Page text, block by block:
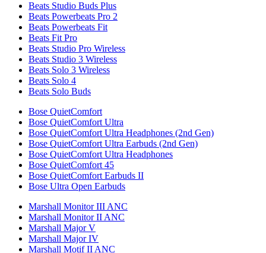
Beats Studio Buds Plus
Beats Powerbeats Pro 2
Beats Powerbeats Fit
Beats Fit Pro
Beats Studio Pro Wireless
Beats Studio 3 Wireless
Beats Solo 3 Wireless
Beats Solo 4
Beats Solo Buds
Bose QuietComfort
Bose QuietComfort Ultra
Bose QuietComfort Ultra Headphones (2nd Gen)
Bose QuietComfort Ultra Earbuds (2nd Gen)
Bose QuietComfort Ultra Headphones
Bose QuietComfort 45
Bose QuietComfort Earbuds II
Bose Ultra Open Earbuds
Marshall Monitor III ANC
Marshall Monitor II ANC
Marshall Major V
Marshall Major IV
Marshall Motif II ANC